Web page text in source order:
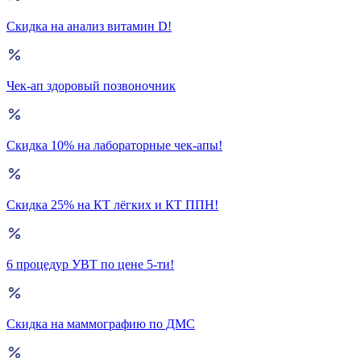
Скидка на анализ витамин D!
Чек-ап здоровый позвоночник
Скидка 10% на лабораторные чек-апы!
Скидка 25% на КТ лёгких и КТ ППН!
6 процедур УВТ по цене 5-ти!
Скидка на маммографию по ДМС